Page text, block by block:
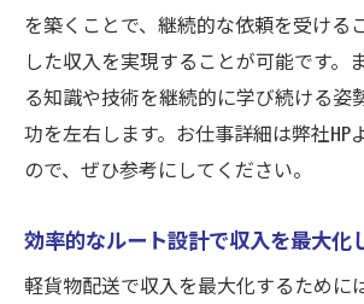
八王子での配送ネットワー
サポート体制を活用して安
宅配業務の需要が増加中！八王
稼ごう
増え続ける宅配需要の背景とは
宅配業務で差別化を図るポ
効率的な宅配のためのスケ
を築くことで、継続的な依頼を受ける
した収入を実現することが可能です。
る知識や技術を継続的に学び続ける姿
功を左右します。お仕事詳細は弊社HP
ので、ぜひ参考にしてください。
効率的なルート設計で収入を最大化
軽貨物配送で収入を最大化するために